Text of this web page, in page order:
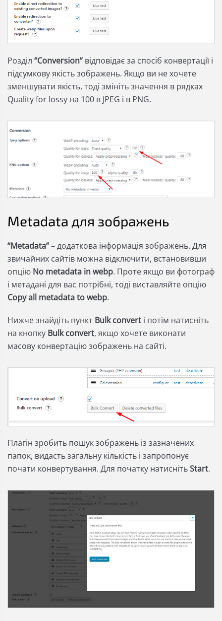
Розділ “Conversion” відповідає за спосіб конвертації і
підсумкову якість зображень. Якщо ви не хочете
зменшувати якість, тоді змініть значення в рядках
Quality for lossy на 100 в JPEG і в PNG.
Metadata для зображень
“Metadata”– додаткова інформація зображень. Для
звичайних сайтів можна відключити, встановивши
опцію No metadata in webp. Проте якщо ви фотограф
і метадані для вас потрібні, тоді виставляйте опцію
Copy all metadata to webp.
Нижче знайдіть пункт Bulk convert і потім натисніть
на кнопку Bulk convert, якщо хочете виконати
масову конвертацію зображень на сайті.
Плагін зробить пошук зображень із зазначених
папок, видасть загальну кількість і запропонує
почати конвертування. Для початку натиснітьStart.